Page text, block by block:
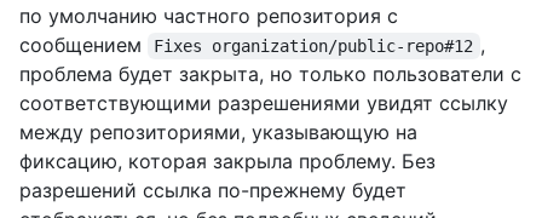
по умолчанию частного репозитория с
сообщением
Fixes organization/public-repo#12 ,
проблема будет закрыта, но только пользователи с
соответствующими разрешениями увидят ссылку
между репозиториями, указывающую на
фиксацию, которая закрыла проблему. Без
разрешений ссылка по-прежнему будет